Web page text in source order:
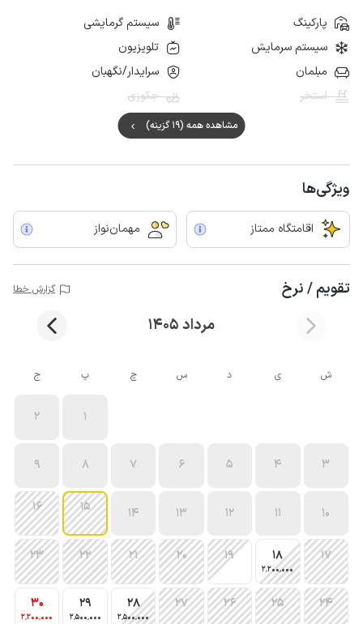
پارکینگ
سیستم گرمایشی
سیستم سرمایش
تلویزیون
مبلمان
سرایدار/نگهبان
استخر
جکوزی
مشاهده همه (19 گزینه)
ویژگی‌ها
اقامتگاه ممتاز مهمان‌نواز
تقویم / نرخ گزارش خطا
مرداد 1405
ش ی د س چ پ ج
1
2
3
4
5
6
7
8
9
10
11
12
13
14
15
16
17
18
2٬200٬000
19
20
21
22
23
24
25
26
27
28
2٬500٬000
29
2٬500٬000
30
2٬200٬000